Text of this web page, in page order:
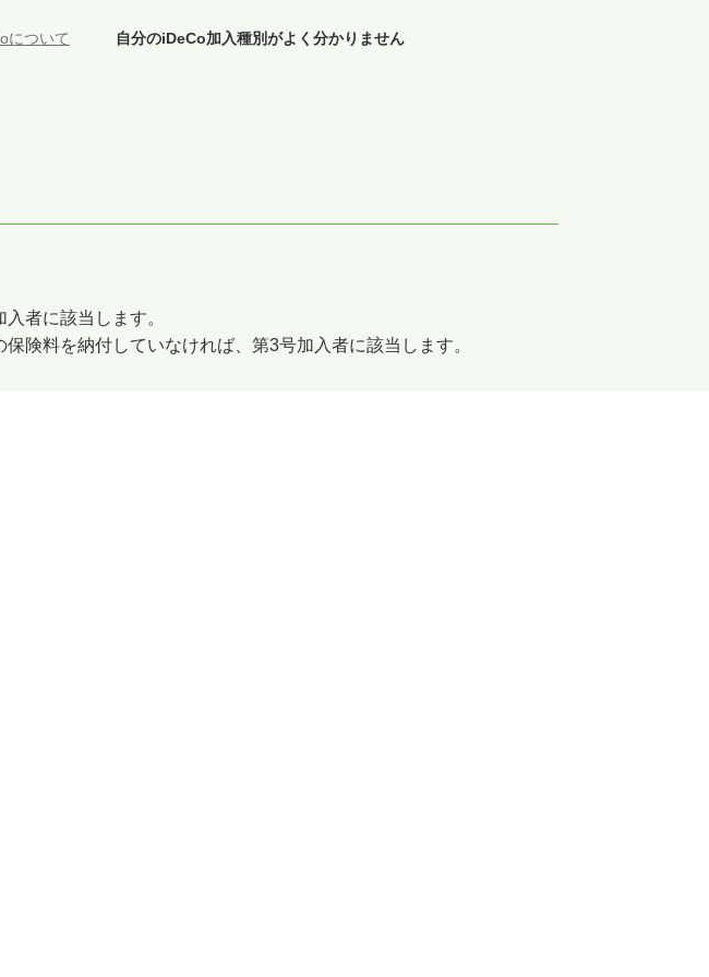
について
自分のiDeCo加入種別がよく分かりません
者に該当します。
険料を納付していなければ、第3号加入者に該当します。